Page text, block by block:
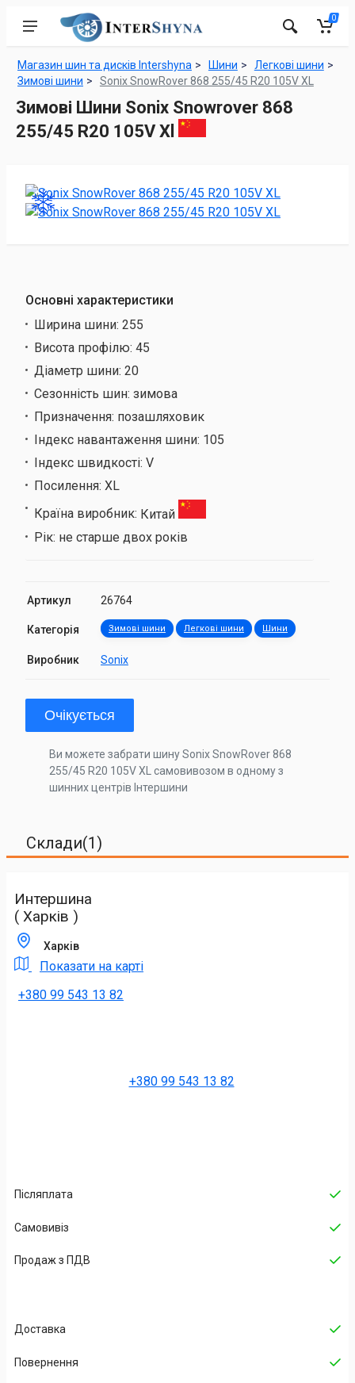
0
Магазин шин та дисків Intershyna Шини
Легкові шини
Зимові шини
Sonix SnowRover 868 255/45 R20 105V XL
Зимові Шини Sonix Snowrover 868
255/45 R20 105V Xl
Основні характеристики
Ширина шини: 255
Висота профілю: 45
Діаметр шини: 20
Сезонність шин: зимова
Призначення: позашляховик
Індекс навантаження шини: 105
Індекс швидкості: V
Посилення: XL
Країна виробник: Китай
Рік: не старше двох років
Артикул 26764
Категорія Зимові шини Легкові шини Шини
Виробник Sonix
Очікується
Ви можете забрати шину Sonix SnowRover 868
255/45 R20 105V XL самовивозом в одному з
шинних центрів Інтершини
Склади(1)
Интершина
( Харків )
Харків
Показати на карті
+380 99 543 13 82
+380 99 543 13 82
Післяплата
Самовивіз
Продаж з ПДВ
Доставка
Повернення